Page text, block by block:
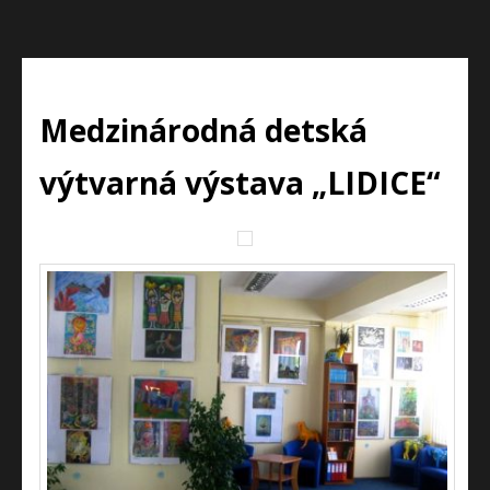
Medzinárodná detská
výtvarná výstava „LIDICE“